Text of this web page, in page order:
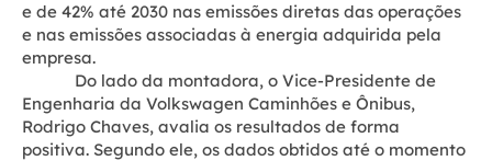
e de 42% até 2030 nas emissões diretas das operações
e nas emissões associadas à energia adquirida pela
empresa.
Do lado da montadora, o Vice-Presidente de
Engenharia da Volkswagen Caminhões e Ônibus,
Rodrigo Chaves, avalia os resultados de forma
positiva. Segundo ele, os dados obtidos até o momento